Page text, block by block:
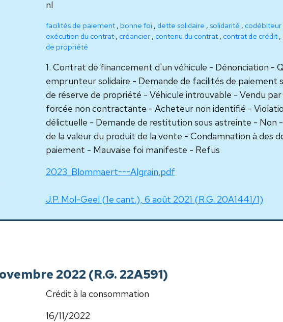
nl
facilités de paiement, bonne foi , dette solidaire , solidarité , codébiteur
exécution du contrat, créancier, contenu du contrat, contrat de crédit,
de propriété
1. Contrat de financement d'un véhicule - Dénonciation -
emprunteur solidaire - Demande de facilités de paiement
de réserve de propriété - Véhicule introuvable - Vendu
forcée non contractante - Acheteur non identifié -
délictuelle - Demande de restitution sous astreinte - Non
de la valeur du produit de la vente - Condamnation à des
paiement - Mauvaise foi manifeste - Refus
2023_Blommaert---Algrain.pdf
J.P. Mol-Geel (1e cant.), 6 août 2021 (R.G. 20A1441/1)
2022 (R.G. 22A591)
Crédit à la consommation
16/11/2022